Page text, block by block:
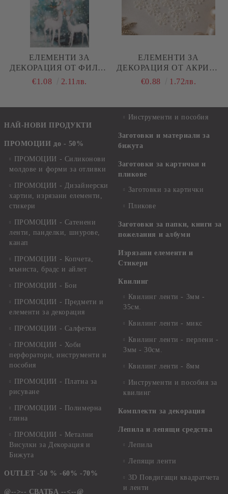
ЕЛЕМЕНТИ ЗА
ДЕКОРАЦИЯ ОТ ФИЛЦ -
МИНИ СНЕЖИНКИ - 50
€1.08 2.11лв.
ЕЛЕМЕНТИ ЗА
ДЕКОРАЦИЯ ОТ АКРИЛ -
СНЕЖИНКИ - 20 БР.
€0.88 1.72лв.
НАЙ-НОВИ ПРОДУКТИ
ПРОМОЦИИ до - 50%
ПРОМОЦИИ - Силиконови
молдове и форми за отливки
ПРОМОЦИИ - Дизайнерски
хартии, изрязани елементи,
стикери
ПРОМОЦИИ - Сатенени
ленти, панделки, шнурове,
канап
ПРОМОЦИИ - Копчета,
мъниста, брадс и айлет
ПРОМОЦИИ - Бои
ПРОМОЦИИ - Предмети и
елементи за декорация
ПРОМОЦИИ - Салфетки
ПРОМОЦИИ - Хоби
перфоратори, инструменти и
пособия
ПРОМОЦИИ - Платна за
рисуване
ПРОМОЦИИ - Полимерна
глина
ПРОМОЦИИ - Метални
Висулки за Декорация и
Бижута
OUTLET -50 % -60% -70%
@-->-- СВАТБА --<--@
Инструменти и пособия
Заготовки и материали за
бижута
Заготовки за картички и
пликове
Заготовки за картички
Пликове
Заготовки за папки, книги за
пожелания и албуми
Изрязани елементи и
Стикери
Квилинг
Квилинг ленти - 3мм -
35см.
Квилинг ленти - микс
Квилинг ленти - перлени -
3мм - 30см.
Квилинг ленти - 8мм
Инструменти и пособия за
квилинг
Комплекти за декорация
Лепила и лепящи средства
Лепила
Лепящи ленти
3D Повдигащи квадратчета
и ленти